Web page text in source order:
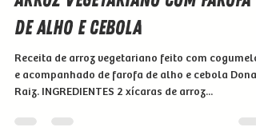
27 de jul. de 2021
1 min de leitura
Arroz Vegetariano com Farofa
de Alho e Cebola